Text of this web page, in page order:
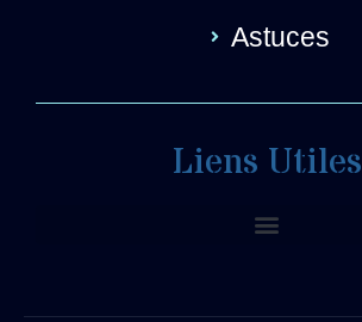
Astuces
Liens Utiles